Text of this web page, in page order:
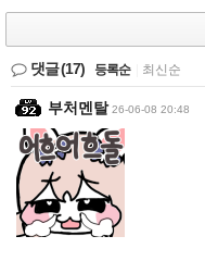
댓글(17) 등록순 최신순
부처멘탈 26-06-08 20:48